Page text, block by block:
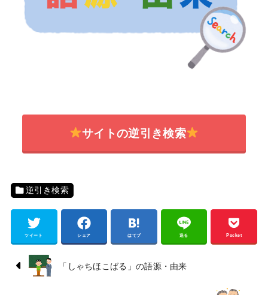
サイトの逆引き検索
逆引き検索
ツイート シェア はてブ 送る Pocket
「しゃちほこばる」の語源・由来